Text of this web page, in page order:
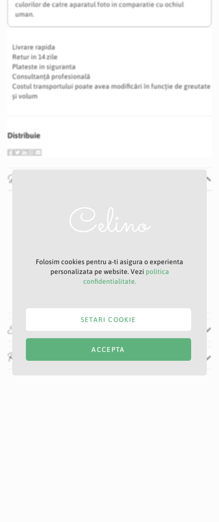
culorilor de catre aparatul foto in comparatie cu ochiul
uman.
Livrare rapida
Retur in 14 zile
Plateste in siguranta
Consultanță profesională
Costul transportului poate avea modificări în funcție de greutate
și volum
Distribuie
Descriere produs
ROSU Acest set contine 500 de capete de trandafiri din
polifoam, cu design elegant si culoare intensa, ideale pentru
decoruri creative si evenimente speciale. Detalii produs:
doar capul florii Recomandari de utilizare: Potriviti pentru
aranjamente florale handmade, buchete artificiale, cutii
florale, decoratiuni pentru nunti, botezuri, marturii, coronite
Specificatii
Recenzii
Folosim cookies pentru a-ti asigura o experienta
personalizata pe website. Vezi politica
confidentialitate.
ACCEPTA
SETARI COOKIE